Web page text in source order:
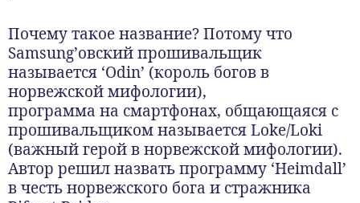
Почему такое название? Потому что
Samsung’овский прошивальщик
называется ‘Odin’ (король богов в
норвежской мифологии),
программа на смартфонах, общающаяся с
прошивальщиком называется Loke/Loki
(важный герой в норвежской мифологии).
Автор решил назвать программу ‘Heimdall’
в честь норвежского бога и стражника